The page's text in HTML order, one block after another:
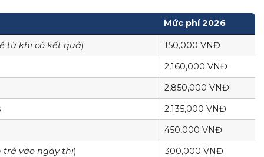
Mức phí 2026
từ khi có kết quả)
150,000 VNĐ
2,160,000 VNĐ
2,850,000 VNĐ
2,135,000 VNĐ
450,000 VNĐ
trả vào ngày thi) 300,000 VNĐ